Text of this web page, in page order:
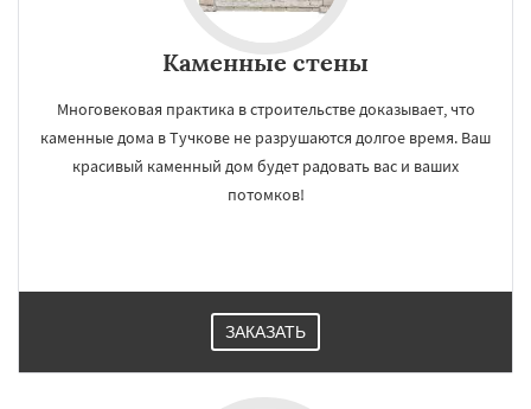
Каменные стены
Многовековая практика в строительстве доказывает, что
каменные дома в Тучкове не разрушаются долгое время. Ваш
красивый каменный дом будет радовать вас и ваших
потомков!
ЗАКАЗАТЬ